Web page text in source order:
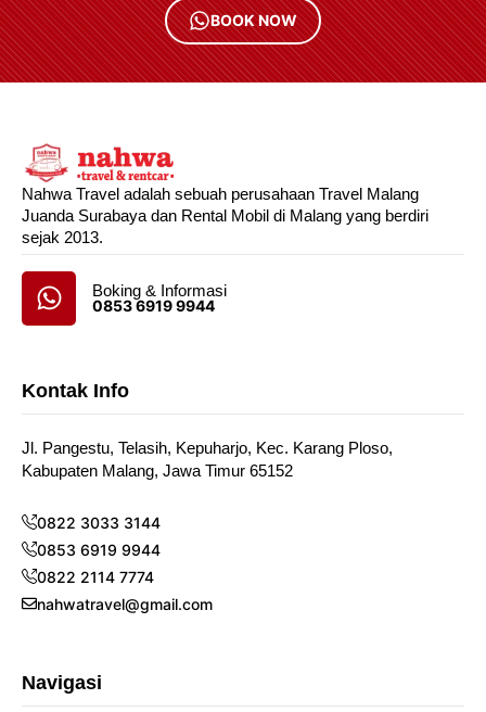
BOOK NOW
Nahwa Travel adalah sebuah perusahaan Travel Malang
Juanda Surabaya dan Rental Mobil di Malang yang berdiri
sejak 2013.
Boking & Informasi
0853 6919 9944
Kontak Info
Jl. Pangestu, Telasih, Kepuharjo, Kec. Karang Ploso,
Kabupaten Malang, Jawa Timur 65152
0822 3033 3144
0853 6919 9944
0822 2114 7774
nahwatravel@gmail.com
Navigasi